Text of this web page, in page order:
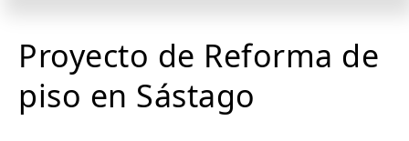
Proyecto de Reforma de
piso en Sástago